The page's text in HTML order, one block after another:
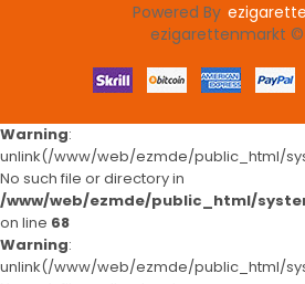
Powered By
slot gacorjudi online
ezigarettenmarkt ©
Warning:
unlink(/www/web/ezmde/public_html/
No such file or directory in
/www/web/ezmde/public_html/
on line 68
Warning:
unlink(/www/web/ezmde/public_html/